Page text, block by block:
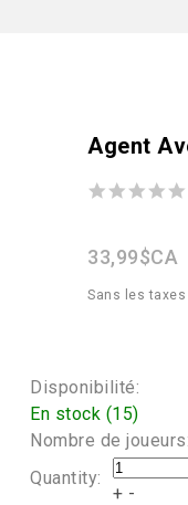
Agent
33,99$CA
Sans les taxes
Disponibilité:
En stock (15)
Nombre de
Quantity:
+ -